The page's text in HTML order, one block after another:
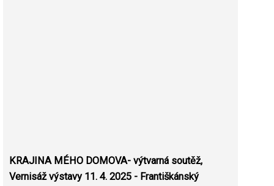
KRAJINA MÉHO DOMOVA- výtvarná soutěž,
Vernisáž výstavy 11. 4. 2025 - Františkánský